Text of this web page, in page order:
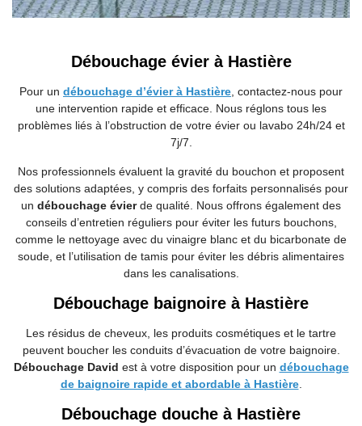
Débouchage évier à Hastière
Pour un débouchage d’évier à Hastière , contactez-nous pour
une intervention rapide et efficace. Nous réglons tous les
problèmes liés à l’obstruction de votre évier ou lavabo 24h/24 et
7j/7.
Nos professionnels évaluent la gravité du bouchon et proposent
des solutions adaptées, y compris des forfaits personnalisés pour
un débouchage évierde qualité. Nous offrons également des
conseils d’entretien réguliers pour éviter les futurs bouchons,
comme le nettoyage avec du vinaigre blanc et du bicarbonate de
soude, et l’utilisation de tamis pour éviter les débris alimentaires
dans les canalisations.
Débouchage baignoire à Hastière
Les résidus de cheveux, les produits cosmétiques et le tartre
peuvent boucher les conduits d’évacuation de votre baignoire.
Débouchage David est à votre disposition pour un débouchage
de baignoire rapide et abordable à Hastière.
Débouchage douche à Hastière